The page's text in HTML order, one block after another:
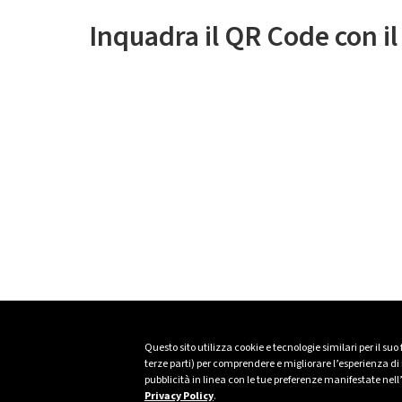
Questo sito utilizza cookie e tecnologie similari per il
terze parti) per comprendere e migliorare l’esperienza
pubblicità in linea con le tue preferenze manifestate
Privacy Policy.
Inquadra il QR Code con